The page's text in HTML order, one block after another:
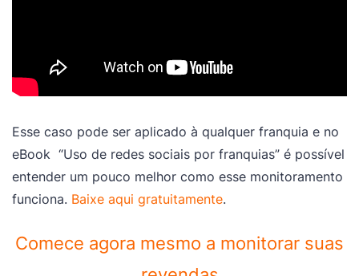
Esse caso pode ser aplicado à qualquer franquia e no
eBook “Uso de redes sociais por franquias” é possível
entender um pouco melhor como esse monitoramento
funciona. Baixe aqui gratuitamente.
Comece agora mesmo a monitorar suas